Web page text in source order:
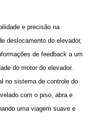
e precisão na
deslocamento do elevador,
de feedback a um
do motor do elevador.
no sistema de controle do
com o piso, abra e
uma viagem suave e